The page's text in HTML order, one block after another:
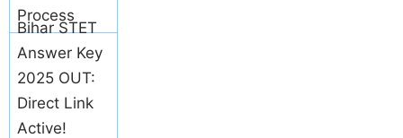
Process
Bihar STET
Answer Key
2025 OUT:
Direct Link
Active!